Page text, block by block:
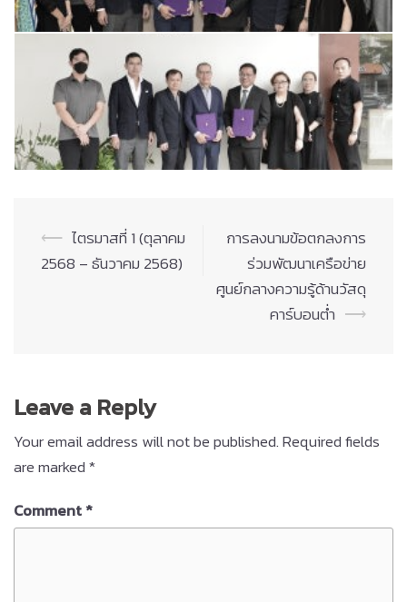
Post
navigation
⟵ ไตรมาสที่ 1 (ตุลาคม
2568 – ธันวาคม 2568)
การลงนามข้อตกลงการ
ร่วมพัฒนาเครือข่าย
ศูนย์กลางความรู้ด้านวัสดุ
คาร์บอนต่ำ ⟶
Leave a Reply
Your email address will not be published.Required fields
are marked*
Comment*